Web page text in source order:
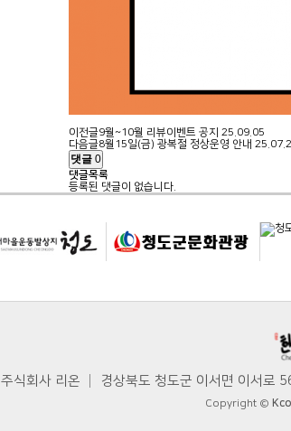
이전글9월~10월 리뷰이벤트 공지 25.09.05
다음글8월15일(금) 광복절 정상운영 안내
댓글 0
댓글목록
등록된 댓글이 없습니다.
주식회사 리온 │ 경상북도 청도군 이서면 이서
Copyright ©